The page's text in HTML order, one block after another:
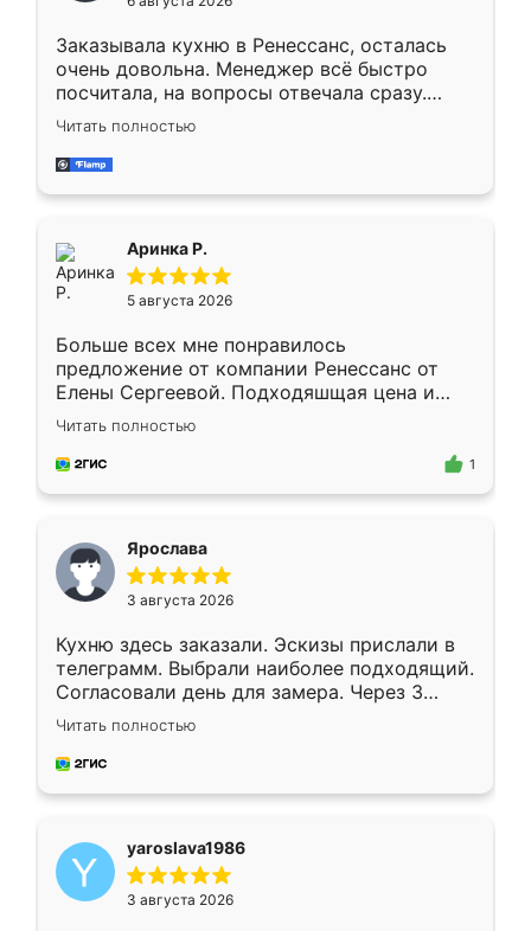
мебели буду заказывать только здесь.
Заказывала кухню в Ренессанс, осталась
очень довольна. Менеджер всё быстро
посчитала, на вопросы отвечала сразу.
Замерщик приехал в субботу, подошёл к
делу со всей ответственностью. Собрали
за день, ребята работали аккуратно, даже
Читать полностью
Аринка Р.
5 августа 2026
Больше всех мне понравилось
предложение от компании Ренессанс от
Елены Сергеевой. Подходяшщая цена и
короткие сроки изготовления. Приехавший
для замера сотрудник Владислав
предложил по моему эскизу самый
Читать полностью
1
Ярослава
3 августа 2026
Кухню здесь заказали. Эскизы прислали в
телеграмм. Выбрали наиболее подходящий.
Согласовали день для замера. Через 3
недели кухня была уже готова. Остались
довольны работой. Спасибо Ренессанс
мебель за качественную работу!
Читать полностью
yaroslava1986
3 августа 2026